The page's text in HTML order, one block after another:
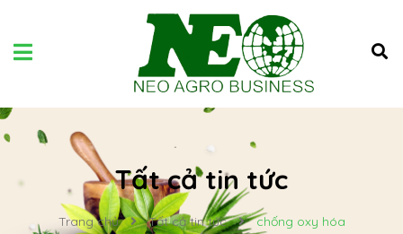
Tất cả tin tức
Trang chủ Tất cả tin tức chống oxy hóa